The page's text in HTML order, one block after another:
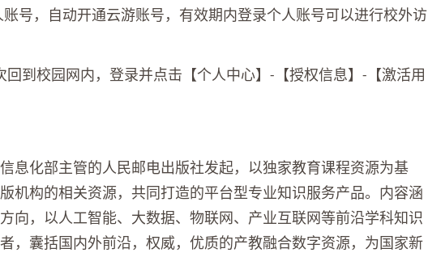
号，自动开通云游账号，有效期内登录个人账号可以进行校外访
到校园网内，登录并点击【个人中心】 - 【授权信息】 - 【激活用
息化部主管的人民邮电出版社发起，以独家教育课程资源为基
机构的相关资源，共同打造的平台型专业知识服务产品。内容涵
向，以人工智能、大数据、物联网、产业互联网等前沿学科知识
，囊括国内外前沿，权威，优质的产教融合数字资源，为国家新